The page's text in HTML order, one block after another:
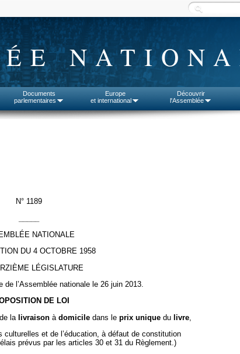
Documents
parlementaires
Europe
et international
Découvrir
l'Assemblée
N° 1189
NATIONALE
DU 4 OCTOBRE 1958
LÉGISLATURE
de l’Assemblée nationale le 26 juin 2013.
DE LOI
la livraisonà domiciledans le prix uniquedu livre,
et de l’éducation, à défaut de constitution
prévus par les articles 30 et 31 du Règlement.)